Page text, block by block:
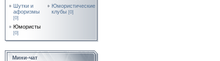
Шутки и
афоризмы
[0]
Юмористические
клубы [0]
Юмористы
[0]
Мини-чат